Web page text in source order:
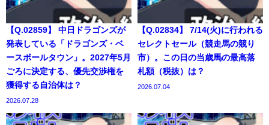
【Q.02859】 中日ドラゴンズが
発表している「ドラゴンズ・ベ
ースボールタウン」。2027年5月
ごろに決定する、優先交渉権を
獲得する自治体は？
2026.07.28
【Q.02834】 7/14(火)に行われる
セレクトセール（競走馬の競り
市）。この日の当歳馬の最高落
札額（税抜）は？
2026.07.04